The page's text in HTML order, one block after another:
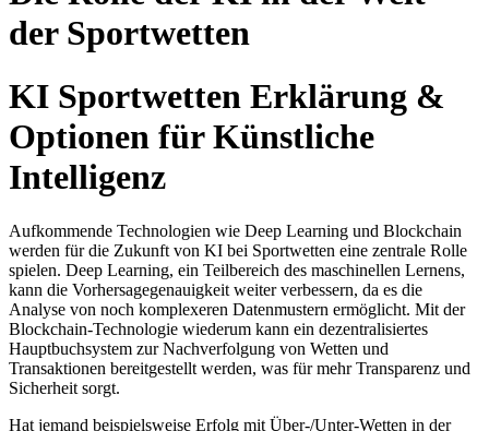
der Sportwetten
KI Sportwetten Erklärung &
Optionen für Künstliche
Intelligenz
Aufkommende Technologien wie Deep Learning und Blockchain
werden für die Zukunft von KI bei Sportwetten eine zentrale Rolle
spielen. Deep Learning, ein Teilbereich des maschinellen Lernens,
kann die Vorhersagegenauigkeit weiter verbessern, da es die
Analyse von noch komplexeren Datenmustern ermöglicht. Mit der
Blockchain-Technologie wiederum kann ein dezentralisiertes
Hauptbuchsystem zur Nachverfolgung von Wetten und
Transaktionen bereitgestellt werden, was für mehr Transparenz und
Sicherheit sorgt.
Hat jemand beispielsweise Erfolg mit Über-/Unter-Wetten in der